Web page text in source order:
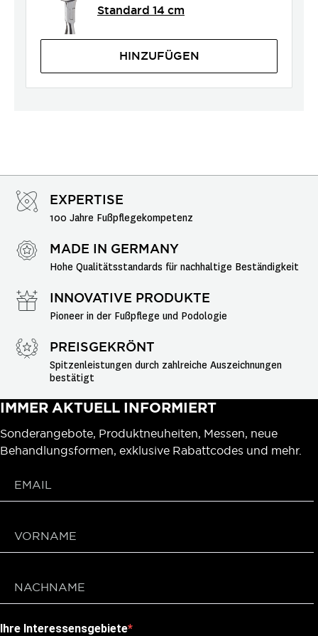
Standard 14 cm
HINZUFÜGEN
EXPERTISE
100 Jahre Fußpflegekompetenz
MADE IN GERMANY
Hohe Qualitätsstandards für nachhaltige Beständigkeit
INNOVATIVE PRODUKTE
Pioneer in der Fußpflege und Podologie
PREISGEKRÖNT
Spitzenleistungen durch zahlreiche Auszeichnungen
bestätigt
IMMER AKTUELL INFORMIERT
Sonderangebote, Produktneuheiten, Messen, neue
Behandlungsformen, exklusive Rabattcodes und mehr.
Ihre Interessensgebiete